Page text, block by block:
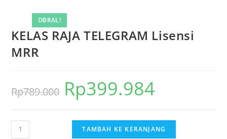
OBRAL!
KELAS RAJA TELEGRAM Lisensi
MRR
Rp789.000
Harga
aslinya
adalah:
Rp789.000.
Rp399.984
ini
adalah:
Kuantitas
TAMBAH KE KERANJANG